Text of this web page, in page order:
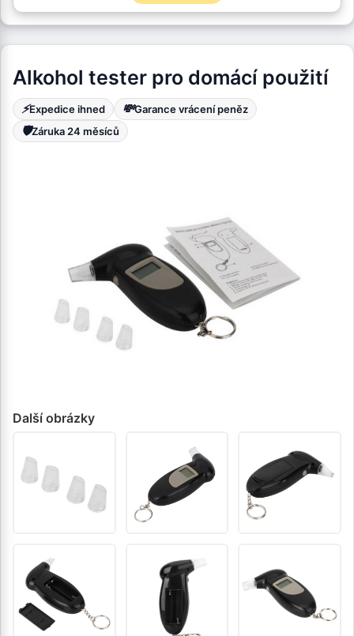
Alkohol tester pro domácí použití
⚡Expedice ihned 💸Garance vrácení peněz
🛡️Záruka 24 měsíců
Další obrázky